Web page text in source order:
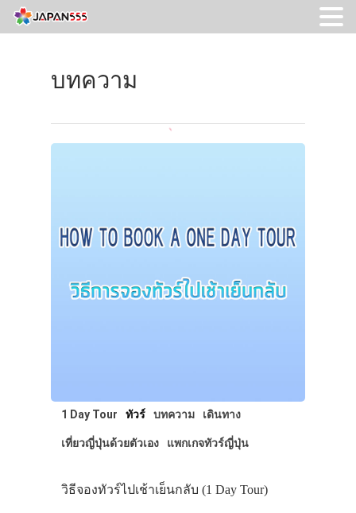
บทความ
1 Day Tour ทัวร์ บทความ เดินทาง
เที่ยวญี่ปุ่นด้วยตัวเอง แพกเกจทัวร์ญี่ปุ่น
วิธีจองทัวร์ไปเช้าเย็นกลับ (1 Day Tour)